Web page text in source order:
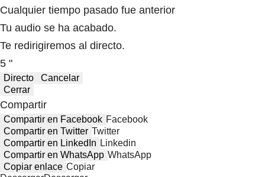
Cualquier tiempo pasado fue anterior
Tu audio se ha acabado.
Te redirigiremos al directo.
5 "
Directo
Cancelar
Cerrar
Compartir
Compartir en Facebook Facebook
Compartir en Twitter Twitter
Compartir en LinkedIn Linkedin
Compartir en WhatsApp WhatsApp
Copiar enlace Copiar